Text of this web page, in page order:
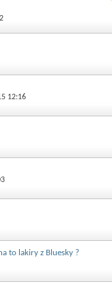
12:16
to lakiry z Bluesky ?